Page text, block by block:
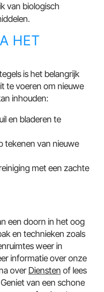
van biologisch
HET
is het belangrijk
te voeren om nieuwe
inhouden:
en bladeren te
tekenen van nieuwe
met een zachte
een doorn in het oog
en technieken zoals
weer in
informatie over onze
overDiensten of lees
van een schone